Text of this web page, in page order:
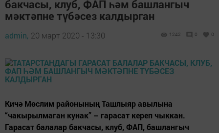
бакчасы, клуб, ФАП һәм башлангыч
мәктәпне түбәсез калдырган
admin, 20 март 2020 - 13:30 1242 0 0
Кичә Мөслим районының Ташлыяр авылына
“чакырылмаган кунак” – гарасат кереп чыккан.
Гарасат балалар бакчасы, клуб, ФАП, башлангыч